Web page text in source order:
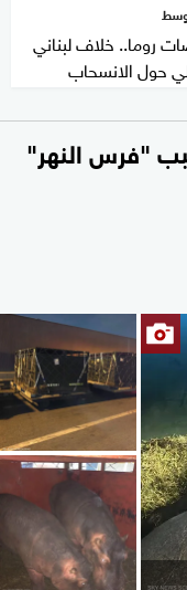
روما.. خلاف لبناني
حول الانسحاب
"فرس النهر"